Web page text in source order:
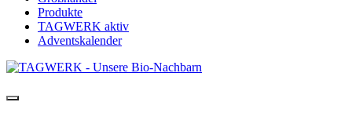
Produkte
TAGWERK aktiv
Adventskalender